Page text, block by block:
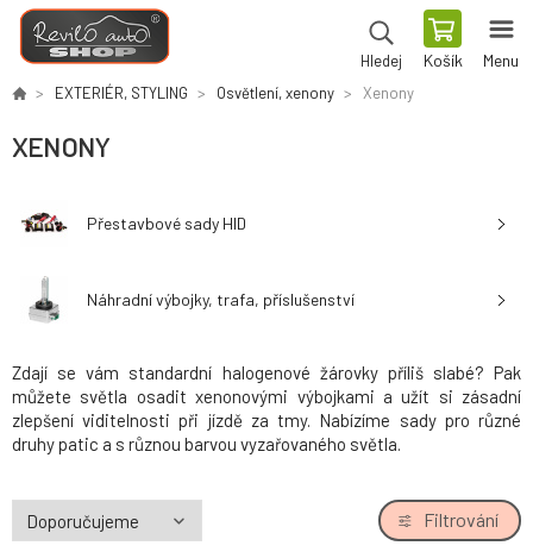
Hledej Košík Menu
EXTERIÉR, STYLING Osvětlení, xenony Xenony
XENONY
Přestavbové sady HID
Náhradní výbojky, trafa, příslušenství
Zdají se vám standardní halogenové žárovky příliš slabé? Pak
můžete světla osadit xenonovými výbojkami a užít si zásadní
zlepšení viditelnosti při jízdě za tmy. Nabízíme sady pro různé
druhy patic a s různou barvou vyzařovaného světla.
Filtrování